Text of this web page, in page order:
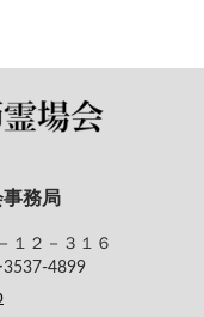
務局
１２－３１６
4899